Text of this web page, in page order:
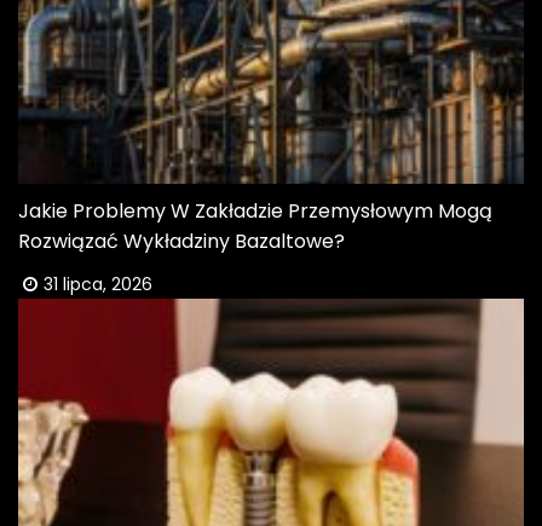
Jakie Problemy W Zakładzie Przemysłowym Mogą
Rozwiązać Wykładziny Bazaltowe?
31 lipca, 2026